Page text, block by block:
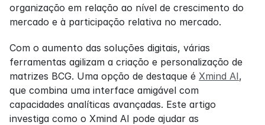
organização em relação ao nível de crescimento do
mercado e à participação relativa no mercado.
Com o aumento das soluções digitais, várias
ferramentas agilizam a criação e personalização de
matrizes BCG. Uma opção de destaque é Xmind AI,
que combina uma interface amigável com
capacidades analíticas avançadas. Este artigo
investiga como o Xmind AI pode ajudar as